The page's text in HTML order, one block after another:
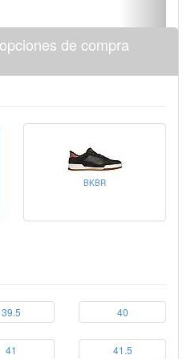
de compra
BKBR
39.5 40
41 41.5